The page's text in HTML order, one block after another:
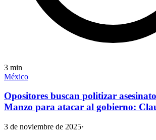
3 min
México
Opositores buscan politizar
Manzo para atacar al gobierno:
3 de noviembre de 2025·